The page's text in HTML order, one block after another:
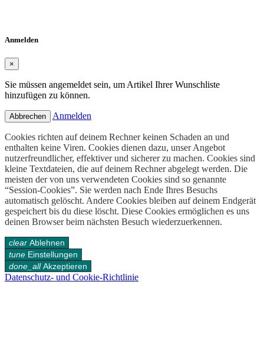
Anmelden
×
Sie müssen angemeldet sein, um Artikel Ihrer Wunschliste
hinzufügen zu können.
Abbrechen Anmelden
Cookies richten auf deinem Rechner keinen Schaden an und
enthalten keine Viren. Cookies dienen dazu, unser Angebot
nutzerfreundlicher, effektiver und sicherer zu machen. Cookies sind
kleine Textdateien, die auf deinem Rechner abgelegt werden. Die
meisten der von uns verwendeten Cookies sind so genannte
“Session-Cookies”. Sie werden nach Ende Ihres Besuchs
automatisch gelöscht. Andere Cookies bleiben auf deinem Endgerät
gespeichert bis du diese löscht. Diese Cookies ermöglichen es uns
deinen Browser beim nächsten Besuch wiederzuerkennen.
clear Ablehnen
tune Einstellungen
done_all Akzeptieren
Datenschutz- und Cookie-Richtlinie